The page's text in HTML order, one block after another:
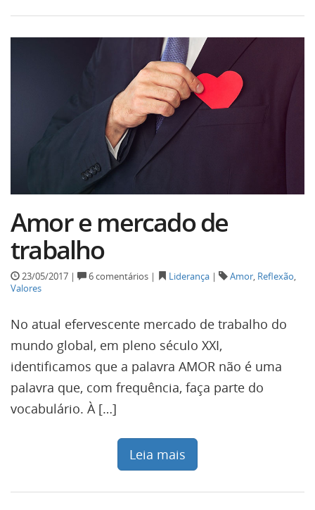
Amor e mercado de
trabalho
23/05/2017 | 6 comentários | Liderança | Amor, Reflexão,
Valores
No atual efervescente mercado de trabalho do
mundo global, em pleno século XXI,
identificamos que a palavra AMOR não é uma
palavra que, com frequência, faça parte do
vocabulário. À […]
Leia mais